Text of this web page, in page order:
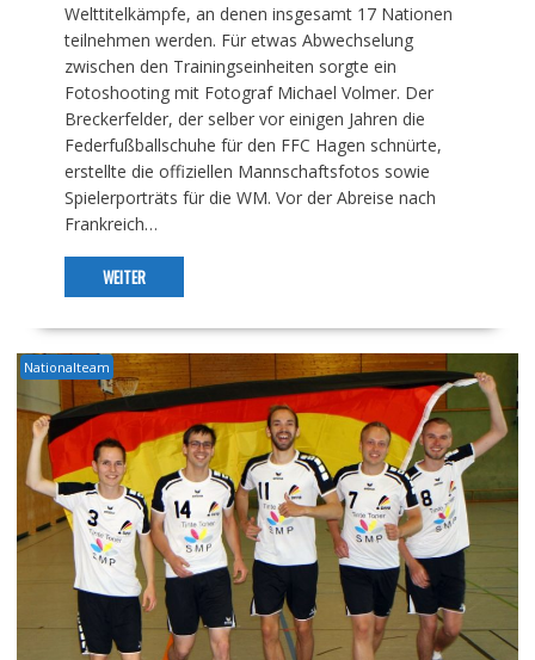
Welttitelkämpfe, an denen insgesamt 17 Nationen
teilnehmen werden. Für etwas Abwechselung
zwischen den Trainingseinheiten sorgte ein
Fotoshooting mit Fotograf Michael Volmer. Der
Breckerfelder, der selber vor einigen Jahren die
Federfußballschuhe für den FFC Hagen schnürte,
erstellte die offiziellen Mannschaftsfotos sowie
Spielerporträts für die WM. Vor der Abreise nach
Frankreich…
WEITER
Nationalteam